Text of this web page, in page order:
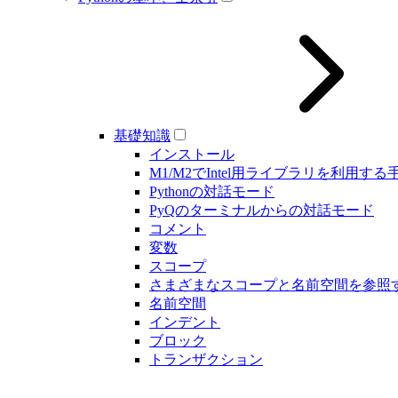
基礎知識
インストール
M1/M2でIntel用ライブラリを利用する
Pythonの対話モード
PyQのターミナルからの対話モード
コメント
変数
スコープ
さまざまなスコープと名前空間を参照
名前空間
インデント
ブロック
トランザクション